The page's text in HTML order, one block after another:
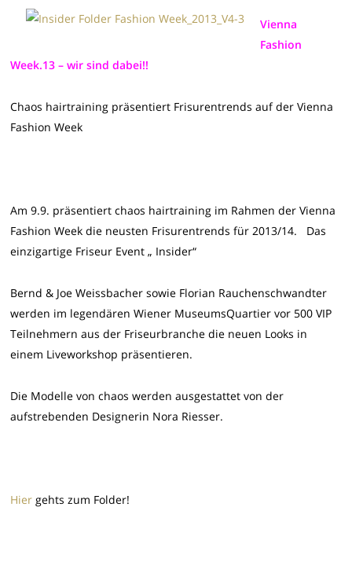
Vienna
Fashion
Week.13 – wir sind dabei!!
Chaos hairtraining präsentiert Frisurentrends auf der Vienna
Fashion Week
Am 9.9. präsentiert chaos hairtraining im Rahmen der Vienna
Fashion Week die neusten Frisurentrends für 2013/14. Das
einzigartige Friseur Event „ Insider“
Bernd & Joe Weissbacher sowie Florian Rauchenschwandter
werden im legendären Wiener MuseumsQuartier vor 500 VIP
Teilnehmern aus der Friseurbranche die neuen Looks in
einem Liveworkshop präsentieren.
Die Modelle von chaos werden ausgestattet von der
aufstrebenden Designerin Nora Riesser.
Hier gehts zum Folder!